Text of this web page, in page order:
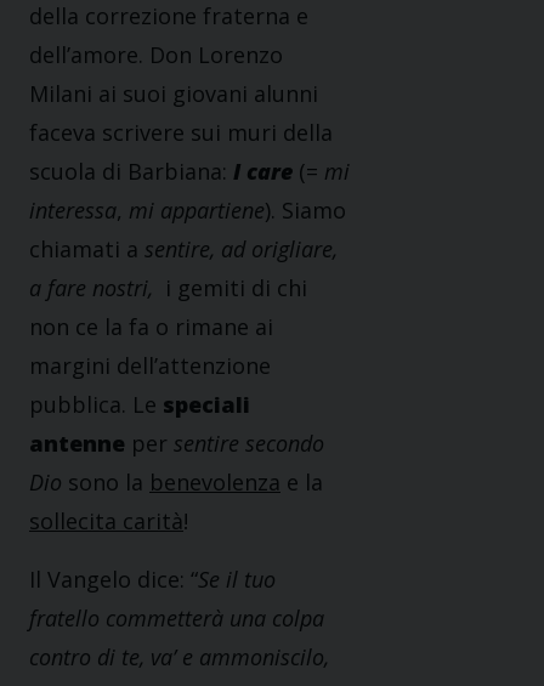
della correzione fraterna e
dell’amore. Don Lorenzo
Milani ai suoi giovani alunni
faceva scrivere sui muri della
scuola di Barbiana: I care (= mi
interessa, mi appartiene). Siamo
chiamati a sentire, ad origliare,
a fare nostri, i gemiti di chi
non ce la fa o rimane ai
margini dell’attenzione
pubblica. Le speciali
antenne per sentire secondo
Dio sono la benevolenza e la
sollecita carità!
Il Vangelo dice: “Se il tuo
fratello commetterà una colpa
contro di te, va’ e ammoniscilo,